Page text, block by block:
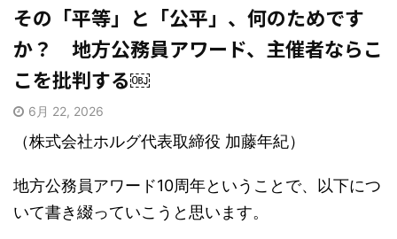
その「平等」と「公平」、何のためです
か？ 地方公務員アワード、主催者ならこ
こを批判する￼
6月 22, 2026
（株式会社ホルグ代表取締役 加藤年紀）
地方公務員アワード10周年ということで、以下につ
いて書き綴っていこうと思います。